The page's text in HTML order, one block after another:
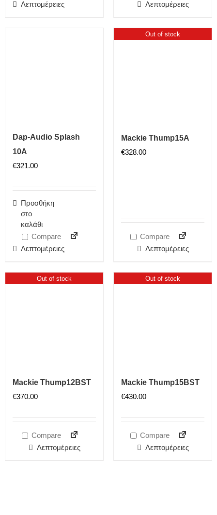
Λεπτομέρειες Λεπτομέρειες
Dap-Audio Splash
10A
€321.00
Προσθήκη
στο
καλάθι
Compare
Λεπτομέρειες
Out of stock
Mackie Thump15A
€328.00
Compare
Λεπτομέρειες
Out of stock
Mackie Thump12BST
€370.00
Compare
Λεπτομέρειες
Out of stock
Mackie Thump15BST
€430.00
Compare
Λεπτομέρειες